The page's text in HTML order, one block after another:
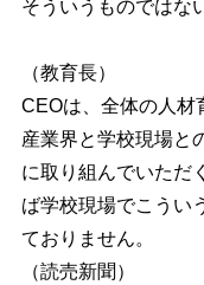
そういうものではな
（教育長）
CEOは、全体の人材
産業界と学校現場と
に取り組んでいただ
ば学校現場でこうい
ておりません。
（読売新聞）